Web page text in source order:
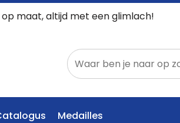
maat, altijd met een glimlach!
Medailles